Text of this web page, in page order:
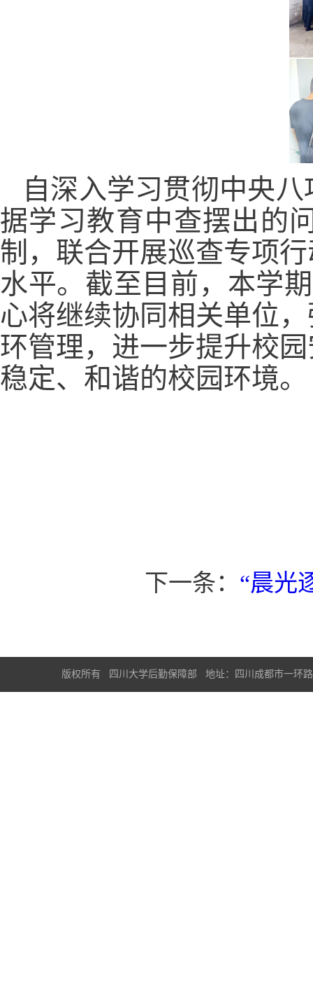
自深入学习贯彻中央
据学习教育中查摆出的
制，联合开展巡查专项
水平。截至目前，本学
心将继续协同相关单位
环管理，进一步提升校
稳定、和谐的校园环境。
下一条： “晨光
版权所有 四川大学后勤保障部 地址：四川成都市一环